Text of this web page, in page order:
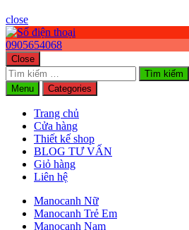
close
0905654068
Close
Tìm
kiếm
cho:
Menu Categories
Trang chủ
Cửa hàng
Thiết kế shop
BLOG TƯ VẤN
Giỏ hàng
Liên hệ
Manocanh Nữ
Manocanh Trẻ Em
Manocanh Nam